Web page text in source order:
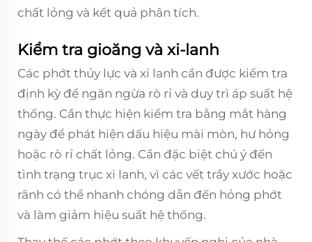
chất lỏng và kết quả phân tích.
Kiểm tra gioăng và xi-lanh
Các phớt thủy lực và xi lanh cần được kiểm tra
định kỳ để ngăn ngừa rò rỉ và duy trì áp suất hệ
thống. Cần thực hiện kiểm tra bằng mắt hàng
ngày để phát hiện dấu hiệu mài mòn, hư hỏng
hoặc rò rỉ chất lỏng. Cần đặc biệt chú ý đến
tình trạng trục xi lanh, vì các vết trầy xước hoặc
rãnh có thể nhanh chóng dẫn đến hỏng phớt
và làm giảm hiệu suất hệ thống.